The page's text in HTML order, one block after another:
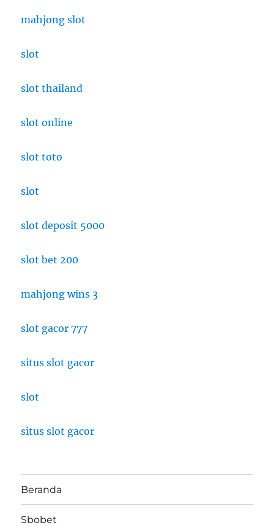
mahjong slot
slot
slot thailand
slot online
slot toto
slot
slot deposit 5000
slot bet 200
mahjong wins 3
slot gacor 777
situs slot gacor
slot
situs slot gacor
Beranda
Sbobet